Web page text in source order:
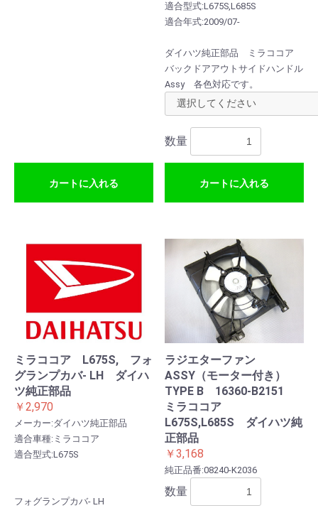
カートに入れる
適合型式:L675S,L685S
適合年式:2009/07-
ダイハツ純正部品 ミラココア
バックドアアウトサイドハンドル
Assy 各色対応です。
数量
カートに入れる
ミラココア L675S, フォ
グランプカバ- LH ダイハ
ツ純正部品
￥2,970
メーカー:ダイハツ純正部品
適合車種:ミラココア
適合型式:L675S
フォグランプカバ- LH
ラジエターファン
ASSY（モーター付き）
TYPE B 16360-B2151
ミラココア
L675S,L685S ダイハツ純
正部品
￥3,168
純正品番:08240-K2036
数量